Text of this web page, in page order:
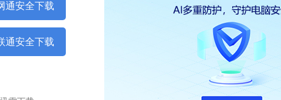
通安全下载
通安全下载